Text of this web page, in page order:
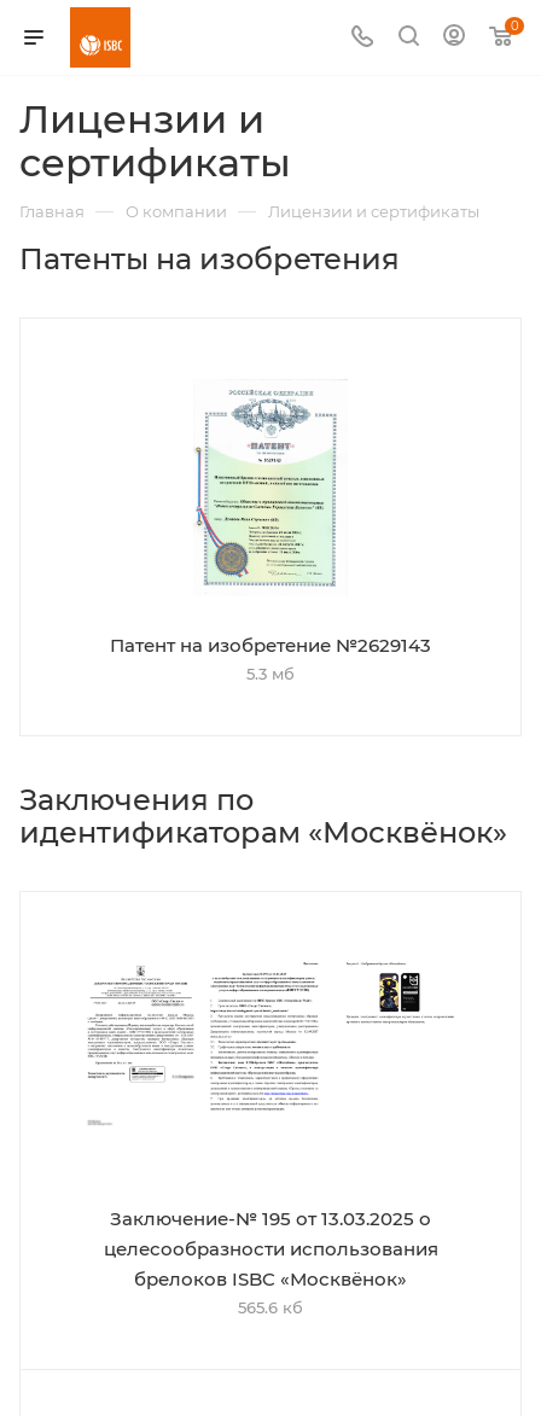
0
Лицензии и
сертификаты
Главная — О компании — Лицензии и сертификаты
Патенты на изобретения
Патент на изобретение №2629143
5.3 мб
Заключения по
идентификаторам «Москвёнок»
Заключение-№ 195 от 13.03.2025 о
целесообразности использования
брелоков ISBC «Москвёнок»
565.6 кб